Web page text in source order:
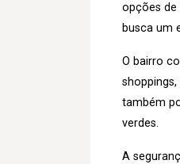
opções de
busca um
O bairro
também
verdes.
A